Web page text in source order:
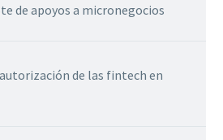
de apoyos a micronegocios
de las fintech en